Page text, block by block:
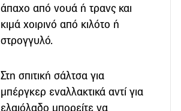
άπαχο από νουά ή τρανς και
κιμά χοιρινό από κιλότο ή
στρογγυλό.
Στη σπιτική σάλτσα για
μπέργκερ εναλλακτικά αντί για
ελαιόλαδο μπορείτε να